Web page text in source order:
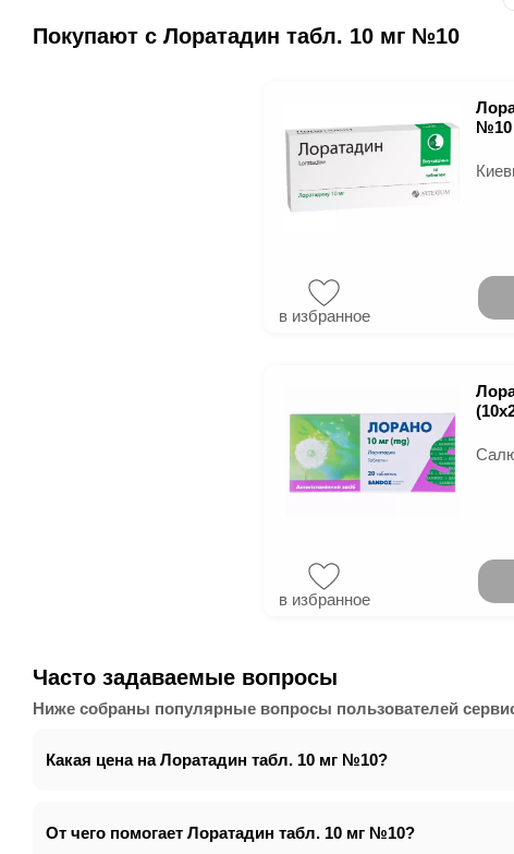
Покупают с Лоратадин табл. 10 мг №10
№10
в избранное
в избранное
Часто задаваемые вопросы
Ниже собраны популярные вопросы пользователей
Какая цена на Лоратадин табл. 10 мг №10?
От чего помогает Лоратадин табл. 10 мг №10?